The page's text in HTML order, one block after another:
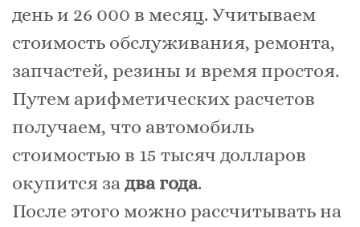
день и 26 000 в месяц. Учитываем
стоимость обслуживания, ремонта,
запчастей, резины и время простоя.
Путем арифметических расчетов
получаем, что автомобиль
стоимостью в 15 тысяч долларов
окупится задва года.
После этого можно рассчитывать на